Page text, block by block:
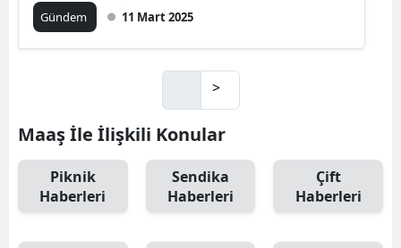
Gündem 11 Mart 2025
>
Maaş İle İlişkili Konular
Piknik
Haberleri
Sendika
Haberleri
Çift
Haberleri